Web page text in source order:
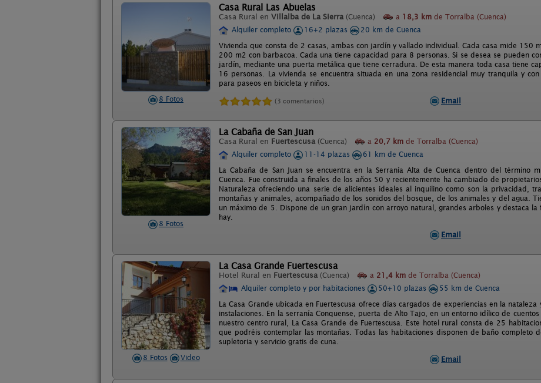
8 Fotos
Casa Rural Las Abuelas
Casa Rural en Villalba de La Sierra (Cuenca) a 18,3 km de Torralba (Cuenca)
Alquiler completo
16+2 plazas
20 km de Cuenca
Vivienda que consta de 2 casas, ambas con jardín y vallado individual. Cada casa mide 150
200 m2 con barbacoa. Cada una tiene capacidad para 8 personas. Si se desea se pueden
jardín, mediante una puerta metálica que tiene cerradura. De esta manera toda casa tiene
16 personas. La vivienda se encuentra situada en una zona residencial muy tranquila y
para paseos en bicicleta y niños.
(3 comentarios) Email
8 Fotos
La Cabaña de San Juan
Casa Rural en Fuertescusa (Cuenca) a 20,7 km de Torralba (Cuenca)
Alquiler completo
11-14 plazas
61 km de Cuenca
La Cabaña de San Juan se encuentra en la Serranía Alta de Cuenca dentro del término
Cuenca. Fue construida a finales de los años 50 y recientemente ha cambiado de
Naturaleza ofreciendo una serie de alicientes ideales al inquilino como son la privacidad,
montañas y animales, acompañado de los sonidos del bosque, de los animales y del agua.
un máximo de 5. Dispone de un gran jardín con arroyo natural, grandes arboles y destaca
hay.
Email
8 Fotos Video
La Casa Grande Fuertescusa
Hotel Rural en Fuertescusa (Cuenca) a 21,4 km de Torralba (Cuenca)
Alquiler completo y por habitaciones
50+10 plazas
55 km de Cuenca
La Casa Grande ubicada en Fuertescusa ofrece días cargados de experiencias en la
instalaciones. En la serranía Conquense, puerta de Alto Tajo, en un entorno idílico de
nuestro centro rural, La Casa Grande de Fuertescusa. Este hotel rural consta de 25
que podréis contemplar las montañas. Todas las habitaciones disponen de baño completo
supletoria y servicio gratis de cuna.
Email